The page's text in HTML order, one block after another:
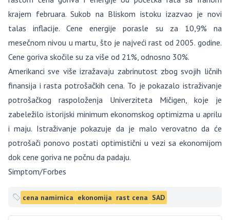
krajem februara. Sukob na Bliskom istoku izazvao je novi
talas inflacije. Cene energije porasle su za 10,9% na
mesečnom nivou u martu, što je najveći rast od 2005. godine.
Cene goriva skočile su za više od 21%, odnosno 30%.
Amerikanci sve više izražavaju zabrinutost zbog svojih ličnih
finansija i rasta potrošačkih cena. To je pokazalo istraživanje
potrošačkog raspoloženja Univerziteta Mičigen, koje je
zabeležilo istorijski minimum ekonomskog optimizma u aprilu
i maju. Istraživanje pokazuje da je malo verovatno da će
potrošači ponovo postati optimistični u vezi sa ekonomijom
dok cene goriva ne počnu da padaju.
Simptom/Forbes
cena namirnica ekonomija rast cena SAD